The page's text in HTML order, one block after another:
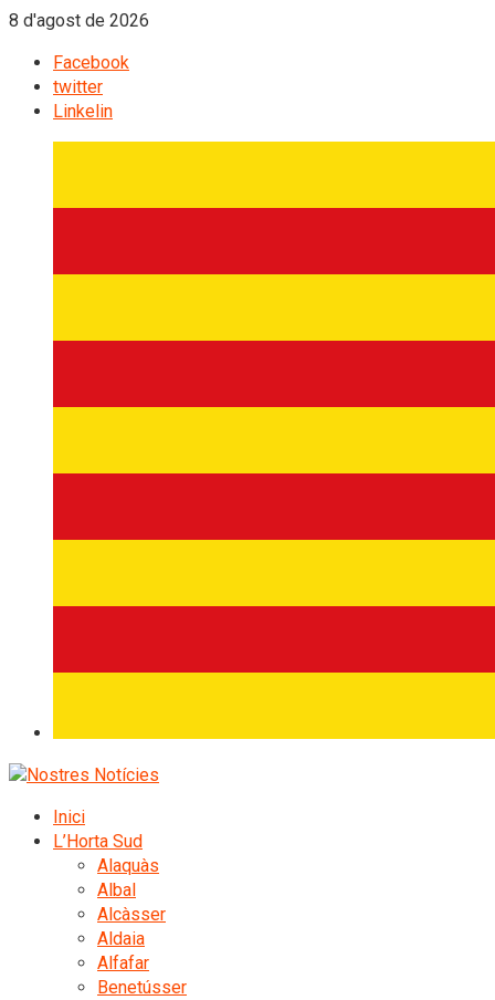
8 d'agost de 2026
Facebook
twitter
Linkelin
Inici
L’Horta Sud
Alaquàs
Albal
Alcàsser
Aldaia
Alfafar
Benetússer